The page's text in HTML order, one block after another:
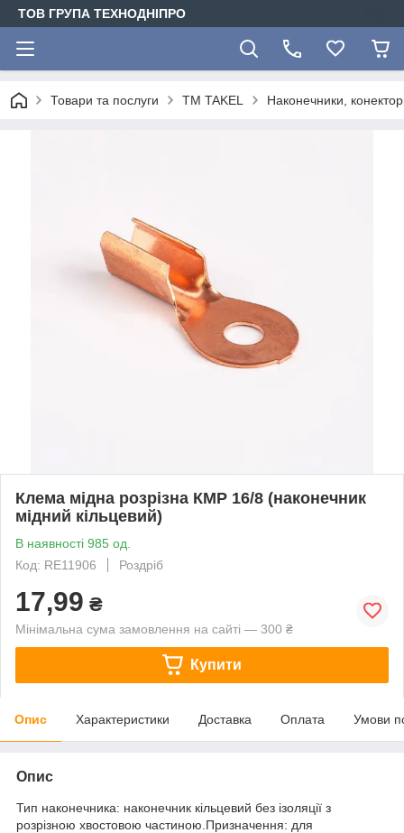
ТОВ ГРУПА ТЕХНОДНІПРО
Товари та послуги TM TAKEL Наконечники,
Клема мідна розрізна КМР 16/8 (наконечник
мідний кільцевий)
В наявності 985 од.
Код: RE11906
Роздріб
17,99 ₴
Мінімальна сума замовлення на сайті — 300 ₴
Купити
Опис Характеристики Доставка Оплата Умови
Опис
Тип наконечника: наконечник кільцевий без ізоляції з
розрізною хвостовою частиною.Призначення: для